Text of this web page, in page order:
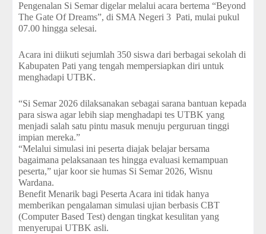
Pengenalan Si Semar digelar melalui acara bertema “Beyond
The Gate Of Dreams”, di SMA Negeri 3 Pati, mulai pukul
07.00 hingga selesai.
Acara ini diikuti sejumlah 350 siswa dari berbagai sekolah di
Kabupaten Pati yang tengah mempersiapkan diri untuk
menghadapi UTBK.
“Si Semar 2026 dilaksanakan sebagai sarana bantuan kepada
para siswa agar lebih siap menghadapi tes UTBK yang
menjadi salah satu pintu masuk menuju perguruan tinggi
impian mereka.”
“Melalui simulasi ini peserta diajak belajar bersama
bagaimana pelaksanaan tes hingga evaluasi kemampuan
peserta,” ujar koor sie humas Si Semar 2026, Wisnu
Wardana.
Benefit Menarik bagi Peserta Acara ini tidak hanya
memberikan pengalaman simulasi ujian berbasis CBT
(Computer Based Test) dengan tingkat kesulitan yang
menyerupai UTBK asli.